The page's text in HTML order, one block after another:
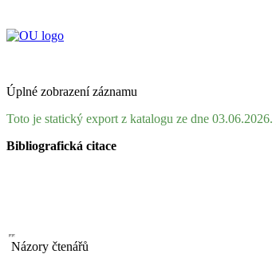
Úplné zobrazení záznamu
Toto je statický export z katalogu ze dne 03.06.2026.
Bibliografická citace
Názory čtenářů